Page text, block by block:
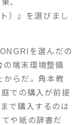
、
）』を選びまし
を選んだの
の端末環境整備
からだ。角本教
での購入が前提
で購入するのは
や紙の辞書だ